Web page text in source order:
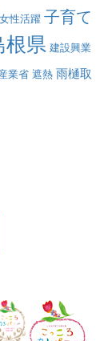
女性活躍 子育て
根県 建設興業
業省 遮熱 雨樋取